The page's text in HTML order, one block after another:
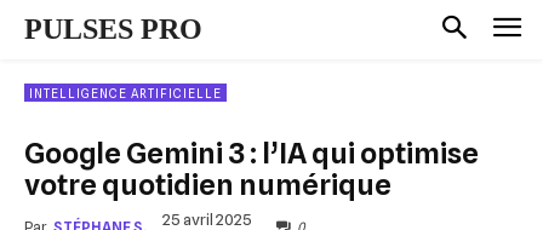
PULSES PRO
INTELLIGENCE ARTIFICIELLE
Google Gemini 3 : l’IA qui optimise
votre quotidien numérique
25 avril 2025